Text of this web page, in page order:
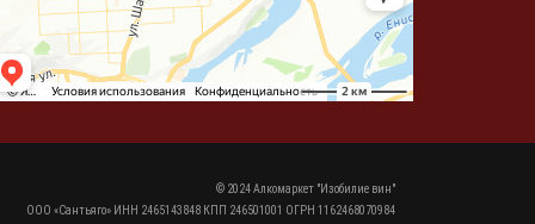
© 2024 Алкомаркет "Изобилие вин"
ООО «Сантьяго» ИНН 2465143848 КПП 246501001 ОГРН 1162468070984